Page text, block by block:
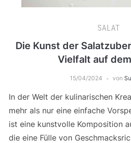
SALAT
Die Kunst der
Vielfalt auf
15/04/2024 von
In der Welt der kulinarischen
mehr als nur eine einfache
ist eine kunstvolle Komposition
die eine Fülle von